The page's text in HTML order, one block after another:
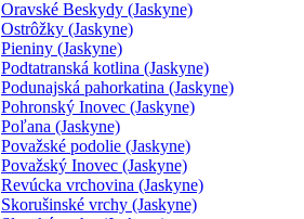
Oravské Beskydy (Jaskyne)
Ostrôžky (Jaskyne)
Pieniny (Jaskyne)
Podtatranská kotlina (Jaskyne)
Podunajská pahorkatina (Jaskyne)
Pohronský Inovec (Jaskyne)
Poľana (Jaskyne)
Považské podolie (Jaskyne)
Považský Inovec (Jaskyne)
Revúcka vrchovina (Jaskyne)
Skorušinské vrchy (Jaskyne)